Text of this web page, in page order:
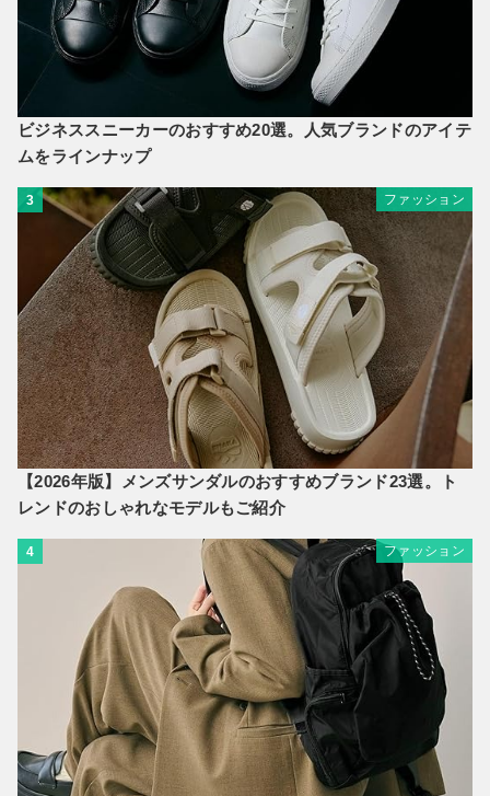
ビジネススニーカーのおすすめ20選。人気ブランドのアイテ
ムをラインナップ
3 ファッション
【2026年版】メンズサンダルのおすすめブランド23選。ト
レンドのおしゃれなモデルもご紹介
4 ファッション